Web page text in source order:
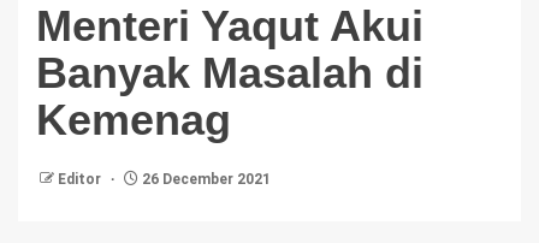
Menteri Yaqut Akui
Banyak Masalah di
Kemenag
Editor 26 December 2021